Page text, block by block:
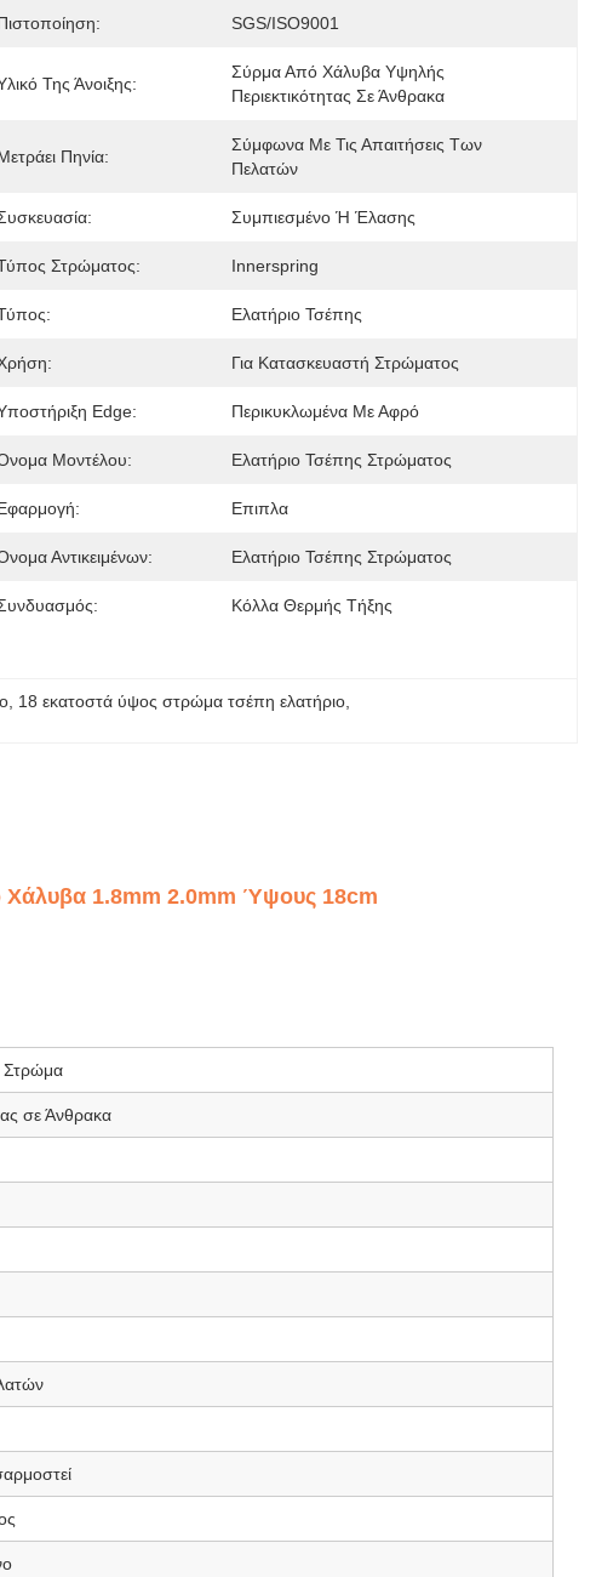
SGS/ISO9001
Της Άνοιξης:
Σύρμα Από Χάλυβα Υψηλής
Περιεκτικότητας Σε Άνθρακα
Πηνία:
Σύμφωνα Με Τις Απαιτήσεις Των
Πελατών
Συμπιεσμένο Ή Έλασης
Στρώματος: Innerspring
Ελατήριο Τσέπης
Για Κατασκευαστή Στρώματος
Edge: Περικυκλωμένα Με Αφρό
Μοντέλου: Ελατήριο Τσέπης Στρώματος
Επιπλα
Αντικειμένων: Ελατήριο Τσέπης Στρώματος
Κόλλα Θερμής Τήξης
, 18 εκατοστά ύψος στρώμα τσέπη ελατήριο,
Χάλυβα 1.8mm 2.0mm Ύψους 18cm
Στρώμα
σε Άνθρακα